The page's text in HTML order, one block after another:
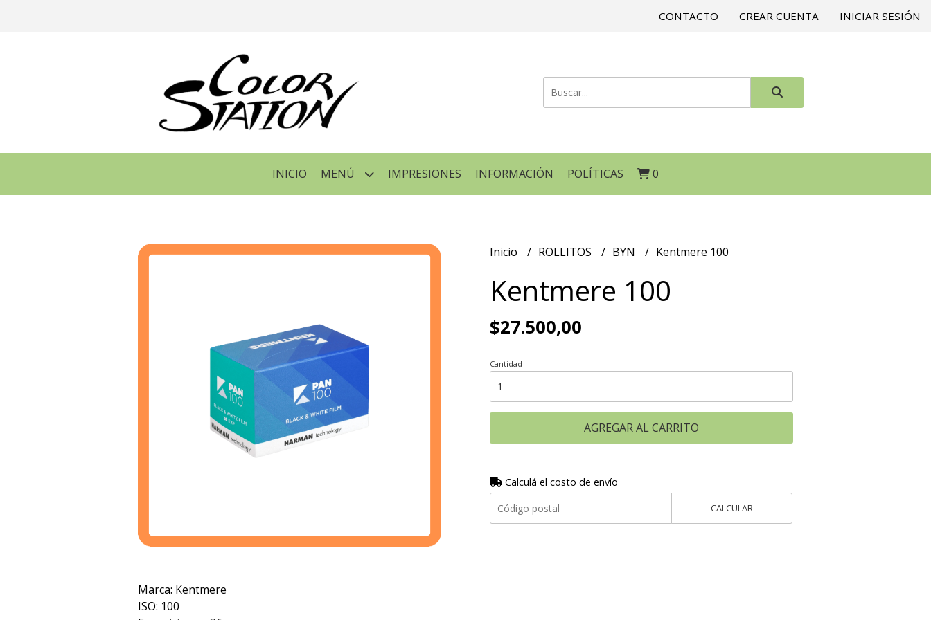
CONTACTO CREAR CUENTA INICIAR SESIÓN
INICIO MENÚ IMPRESIONES INFORMACIÓN POLÍTICAS 0
Marca: Kentmere
ISO: 100
Inicio ROLLITOS BYN Kentmere 100
Kentmere 100
$27.500,00
Cantidad
AGREGAR AL CARRITO
Calculá el costo de envío
CALCULAR